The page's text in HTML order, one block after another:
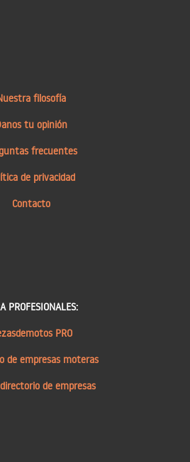
filosofía
tu opinión
frecuentes
de privacidad
Contacto
PROFESIONALES:
PRO
de empresas moteras
de empresas